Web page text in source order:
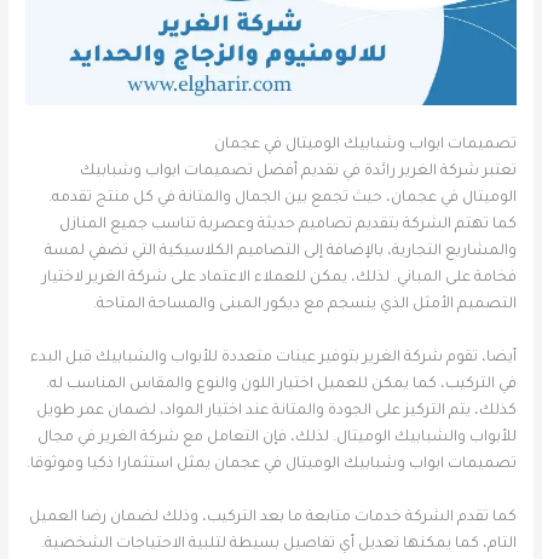
تصميمات ابواب وشبابيك الوميتال في عجمان
تعتبر شركة الغرير رائدة في تقديم أفضل تصميمات ابواب وشبابيك
الوميتال في عجمان، حيث تجمع بين الجمال والمتانة في كل منتج تقدمه.
كما تهتم الشركة بتقديم تصاميم حديثة وعصرية تناسب جميع المنازل
والمشاريع التجارية، بالإضافة إلى التصاميم الكلاسيكية التي تضفي لمسة
فخامة على المباني. لذلك، يمكن للعملاء الاعتماد على شركة الغرير لاختيار
التصميم الأمثل الذي ينسجم مع ديكور المبنى والمساحة المتاحة.
أيضا، تقوم شركة الغرير بتوفير عينات متعددة للأبواب والشبابيك قبل البدء
في التركيب، كما يمكن للعميل اختيار اللون والنوع والمقاس المناسب له.
كذلك، يتم التركيز على الجودة والمتانة عند اختيار المواد، لضمان عمر طويل
للأبواب والشبابيك الوميتال. لذلك، فإن التعامل مع شركة الغرير في مجال
تصميمات ابواب وشبابيك الوميتال في عجمان يمثل استثمارا ذكيا وموثوقا.
كما تقدم الشركة خدمات متابعة ما بعد التركيب، وذلك لضمان رضا العميل
التام، كما يمكنها تعديل أي تفاصيل بسيطة لتلبية الاحتياجات الشخصية.